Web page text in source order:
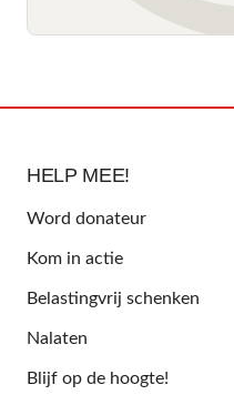
HELP MEE!
Word donateur
Kom in actie
Belastingvrij schenken
Nalaten
Blijf op de hoogte!